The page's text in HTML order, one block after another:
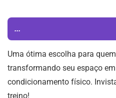
...
Uma ótima escolha para
transformando seu espaço
condicionamento físico.
treino!